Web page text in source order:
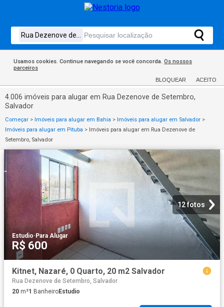
Usamos cookies. Continue navegando se você concorda. Os nossos
parceiros
BLOQUEAR ACEITO
4.006 imóveis para alugar em Rua Dezenove de Setembro,
Salvador
Começar > Imóveis para alugar em Bahia > Imóveis para alugar em Salvador >
Imóveis para alugar em Pituba > Imóveis para alugar em Rua Dezenove de
Setembro, Salvador
12 fotos
Estudio· Para Alugar
R$ 600
Kitnet, Nazaré, 0 Quarto, 20 m2 Salvador
Rua Dezenove de Setembro, Salvador
20 m²1 BanheiroEstudio